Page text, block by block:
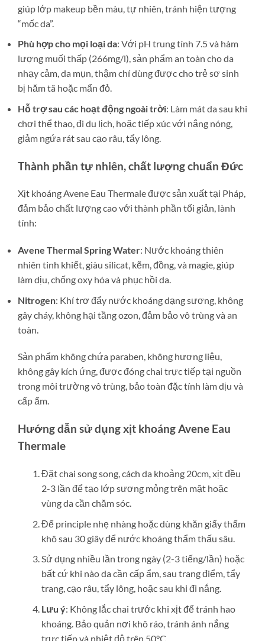
giúp lớp makeup bền màu, tự nhiên, tránh hiện tượng
“mốc da”.
Phù hợp cho mọi loại da: Với pH trung tính 7.5 và hàm
lượng muối thấp (266mg/l), sản phẩm an toàn cho da
nhạy cảm, da mụn, thậm chí dùng được cho trẻ sơ sinh
bị hăm tã hoặc mẩn đỏ.
Hỗ trợ sau các hoạt động ngoài trời: Làm mát da sau khi
chơi thể thao, đi du lịch, hoặc tiếp xúc với nắng nóng,
giảm ngứa rát sau cạo râu, tẩy lông.
Thành phần tự nhiên, chất lượng chuẩn Đức
Xịt khoáng Avene Eau Thermale được sản xuất tại Pháp,
đảm bảo chất lượng cao với thành phần tối giản, lành
tính:
Avene Thermal Spring Water: Nước khoáng thiên
nhiên tinh khiết, giàu silicat, kẽm, đồng, và magie, giúp
làm dịu, chống oxy hóa và phục hồi da.
Nitrogen: Khí trơ đẩy nước khoáng dạng sương, không
gây cháy, không hại tầng ozon, đảm bảo vô trùng và an
toàn.
Sản phẩm không chứa paraben, không hương liệu,
không gây kích ứng, được đóng chai trực tiếp tại nguồn
trong môi trường vô trùng, bảo toàn đặc tính làm dịu và
cấp ẩm.
Hướng dẫn sử dụng xịt khoáng Avene Eau
Thermale
Đặt chai song song, cách da khoảng 20cm, xịt đều
2-3 lần để tạo lớp sương mỏng trên mặt hoặc
vùng da cần chăm sóc.
Để principle nhẹ nhàng hoặc dùng khăn giấy thấm
khô sau 30 giây để nước khoáng thẩm thấu sâu.
Sử dụng nhiều lần trong ngày (2-3 tiếng/lần) hoặc
bất cứ khi nào da cần cấp ẩm, sau trang điểm, tẩy
trang, cạo râu, tẩy lông, hoặc sau khi đi nắng.
Lưu ý: Không lắc chai trước khi xịt để tránh hao
khoáng. Bảo quản nơi khô ráo, tránh ánh nắng
trực tiếp và nhiệt độ trên 50°C.